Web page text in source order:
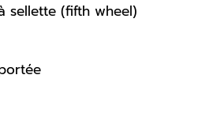
sellette (fifth wheel)